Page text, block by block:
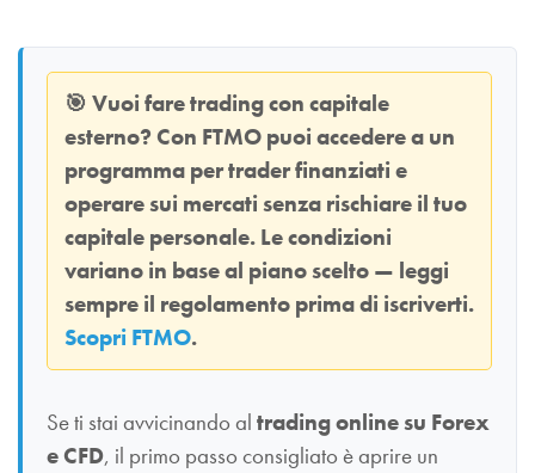
🎯 Vuoi fare trading con capitale
esterno? Con FTMO puoi accedere a un
programma per trader finanziati e
operare sui mercati senza rischiare il tuo
capitale personale. Le condizioni
variano in base al piano scelto — leggi
sempre il regolamento prima di iscriverti.
Scopri FTMO.
Se ti stai avvicinando al trading online su Forex
e CFD, il primo passo consigliato è aprire un